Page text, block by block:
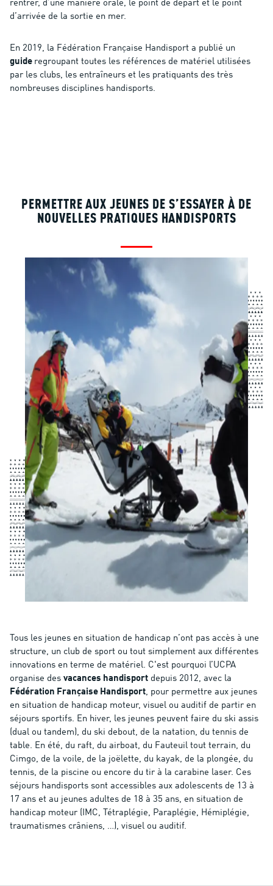
rentrer, d’une manière orale, le point de départ et le point
d’arrivée de la sortie en mer.
En 2019, la Fédération Française Handisport a publié un
guide regroupant toutes les références de matériel utilisées
par les clubs, les entraîneurs et les pratiquants des très
nombreuses disciplines handisports.
PERMETTRE AUX JEUNES DE S’ESSAYER À DE
NOUVELLES PRATIQUES HANDISPORTS
Tous les jeunes en situation de handicap n’ont pas accès à une
structure, un club de sport ou tout simplement aux différentes
innovations en terme de matériel. C'est pourquoi l’UCPA
organise des vacances handisport depuis 2012, avec la
Fédération Française Handisport, pour permettre aux jeunes
en situation de handicap moteur, visuel ou auditif de partir en
séjours sportifs. En hiver, les jeunes peuvent faire du ski assis
(dual ou tandem), du ski debout, de la natation, du tennis de
table. En été, du raft, du airboat, du Fauteuil tout terrain, du
Cimgo, de la voile, de la joëlette, du kayak, de la plongée, du
tennis, de la piscine ou encore du tir à la carabine laser. Ces
séjours handisports sont accessibles aux adolescents de 13 à
17 ans et au jeunes adultes de 18 à 35 ans, en situation de
handicap moteur (IMC, Tétraplégie, Paraplégie, Hémiplégie,
traumatismes crâniens, …), visuel ou auditif.